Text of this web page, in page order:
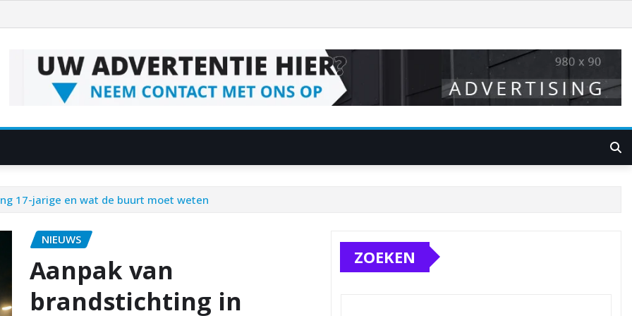
17-jarige en wat de buurt moet weten
NIEUWS
Aanpak van
brandstichting in
ZOEKEN